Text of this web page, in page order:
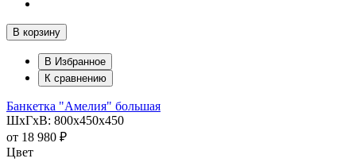
В корзину
В Избранное
К сравнению
Банкетка "Амелия" большая
ШхГхВ: 800х450х450
от 18 980 ₽
Цвет